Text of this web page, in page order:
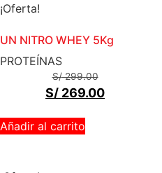
¡Oferta!
UN NITRO WHEY 5Kg
PROTEÍNAS
S/299.00
S/ 269.00
Añadir al carrito